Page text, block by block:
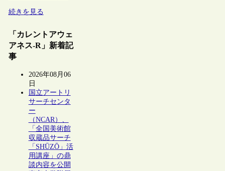
続きを見る
「カレントアウェ
アネス-R」新着記
事
2026年08月06
日
国立アートリ
サーチセンタ
ー
（NCAR）、
「全国美術館
収蔵品サーチ
「SHŪZŌ」活
用講座」の鼎
談内容を公開